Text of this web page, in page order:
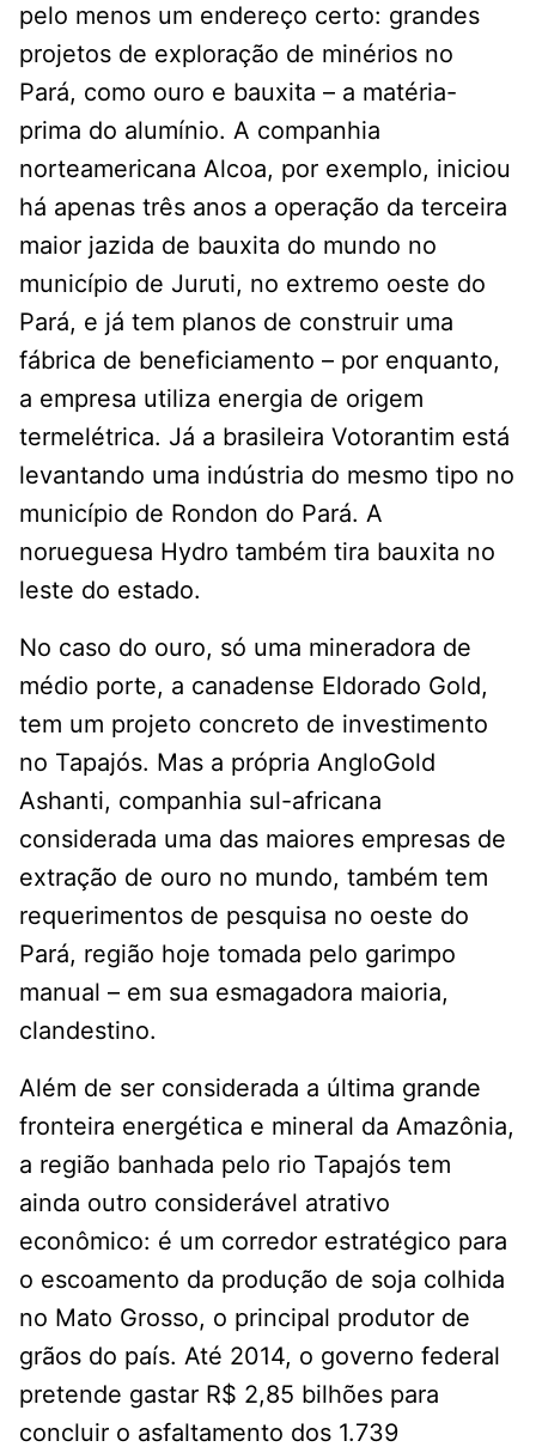
pelo menos um endereço certo: grandes
projetos de exploração de minérios no
Pará, como ouro e bauxita – a matéria-
prima do alumínio. A companhia
norteamericana Alcoa, por exemplo, iniciou
há apenas três anos a operação da terceira
maior jazida de bauxita do mundo no
município de Juruti, no extremo oeste do
Pará, e já tem planos de construir uma
fábrica de beneficiamento – por enquanto,
a empresa utiliza energia de origem
termelétrica. Já a brasileira Votorantim está
levantando uma indústria do mesmo tipo no
município de Rondon do Pará. A
norueguesa Hydro também tira bauxita no
leste do estado.
No caso do ouro, só uma mineradora de
médio porte, a canadense Eldorado Gold,
tem um projeto concreto de investimento
no Tapajós. Mas a própria AngloGold
Ashanti, companhia sul-africana
considerada uma das maiores empresas de
extração de ouro no mundo, também tem
requerimentos de pesquisa no oeste do
Pará, região hoje tomada pelo garimpo
manual – em sua esmagadora maioria,
clandestino.
Além de ser considerada a última grande
fronteira energética e mineral da Amazônia,
a região banhada pelo rio Tapajós tem
ainda outro considerável atrativo
econômico: é um corredor estratégico para
o escoamento da produção de soja colhida
no Mato Grosso, o principal produtor de
grãos do país. Até 2014, o governo federal
pretende gastar R$ 2,85 bilhões para
concluir o asfaltamento dos 1.739